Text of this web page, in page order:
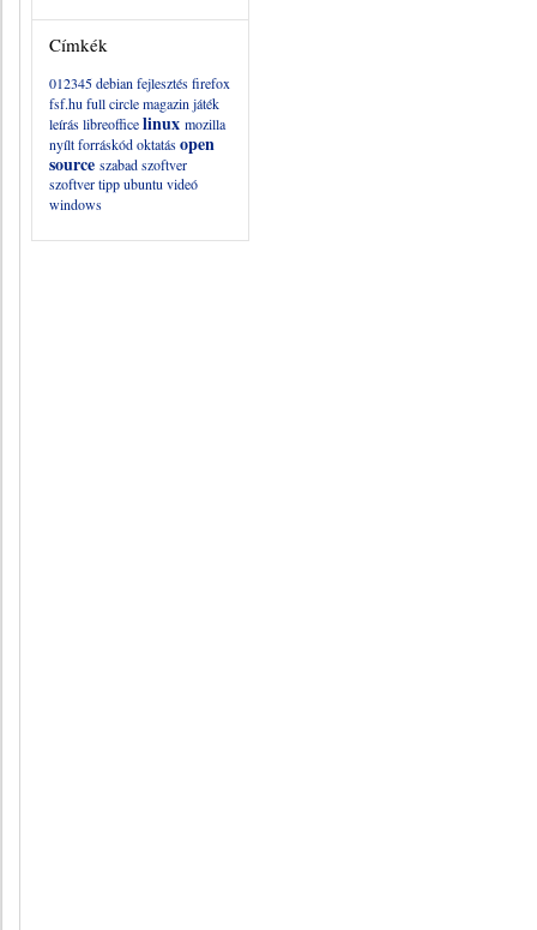
Címkék
012345debian fejlesztésfirefox
fsf.hu full circle magazin játék
leíráslibreofficelinux mozilla
nyílt forráskódoktatásopen
source szabad szoftver
szoftvertippubuntu videó
windows